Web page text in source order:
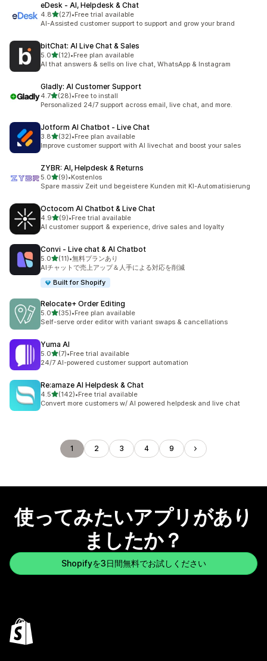
eDesk ‑ AI, Helpdesk & Chat
4.85つ星中
(27)
合計レビュー数：27件
•Free trial available
AI-Assisted customer support to support and grow your brand
bitChat: AI Live Chat & Sales
5.05つ星中
(12)
合計レビュー数：12件
•Free plan available
AI that answers & sells on live chat, WhatsApp & Instagram
Gladly: AI Customer Support
4.75つ星中
(28)
合計レビュー数：28件
•Free to install
Personalized 24/7 support across email, live chat, and more.
Jotform AI Chatbot ‑ Live Chat
3.85つ星中
(32)
合計レビュー数：32件
•Free plan available
Improve customer support with AI livechat and boost your sales
ZYBR: AI, Helpdesk & Returns
5.05つ星中
(9)
合計レビュー数：9件
•Kostenlos
Spare massiv Zeit und begeistere Kunden mit KI-Automatisierung
Octocom AI Chatbot & Live Chat
4.95つ星中
(9)
合計レビュー数：9件
•Free trial available
AI customer support & experience, drive sales and loyalty
Convi ‑ Live chat & AI Chatbot
5.05つ星中
(11)
合計レビュー数：11件
•無料プランあり
AIチャットで売上アップ＆人手による対応を削減
Built for Shopify
Relocate+ Order Editing
5.05つ星中
(35)
合計レビュー数：35件
•Free plan available
Self-serve order editor with variant swaps & cancellations
Yuma AI
5.05つ星中
(7)
合計レビュー数：7件
•Free trial available
24/7 AI-powered customer support automation
Re:amaze AI Helpdesk & Chat
4.55つ星中
(142)
合計レビュー数：142件
•Free trial available
Convert more customers w/ AI powered helpdesk and live chat
1 2 3 4 9
使ってみたいアプリがあり
ましたか？
Shopifyを3日間無料でお試しください